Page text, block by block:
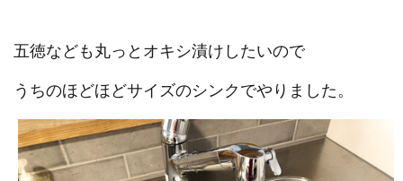
五徳なども丸っとオキシ漬けしたいので
うちのほどほどサイズのシンクでやりました。